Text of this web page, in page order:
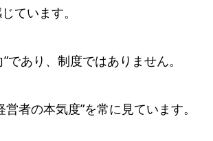
ています。
であり、制度ではありません。
者の本気度”を常に見ています。